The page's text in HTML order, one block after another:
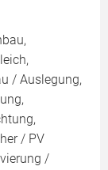
/ Auslegung,
/ PV
/